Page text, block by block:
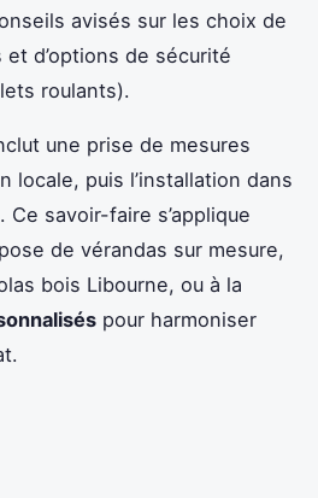
avisés sur les choix de
d’options de sécurité
roulants).
une prise de mesures
locale, puis l’installation dans
savoir-faire s’applique
de vérandas sur mesure,
bois Libourne, ou à la
pour harmoniser